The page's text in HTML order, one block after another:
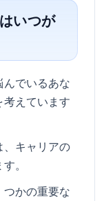
いつが
でいるあな
えています
キャリアの
。
かの重要な